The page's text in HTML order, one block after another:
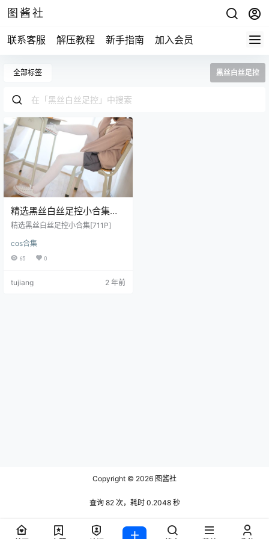
图酱社
联系客服 解压教程 新手指南 加入会员
全部标签 黑丝白丝足控
精选黑丝白丝足控小合集
[711P]
精选黑丝白丝足控小合集[711P]
cos合集
65 0
tujiang 2 年前
Copyright © 2026 图酱社
查询 82 次，耗时 0.2048 秒